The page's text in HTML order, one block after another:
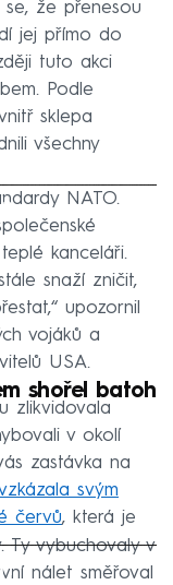
se, že přenesou
jej přímo do
tuto akci
Podle
sklepa
všechny
NATO.
kanceláři.
snaží zničit,
upozornil
vojáků a
USA.
shořel batoh
zlikvidovala
v okolí
zastávka na
svým
červů, která je
Ty vybuchovaly v
nálet směřoval